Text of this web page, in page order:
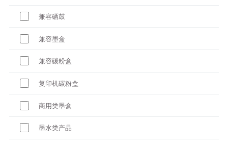
兼容硒鼓
兼容墨盒
兼容碳粉盒
复印机碳粉盒
商用类墨盒
墨水类产品